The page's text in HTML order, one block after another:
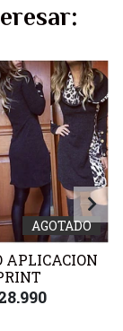
AGOTADO
APLICACION